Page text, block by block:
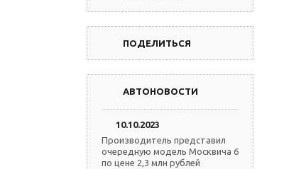
ПОДЕЛИТЬСЯ
АВТОНОВОСТИ
10.10.2023
Производитель представил
очередную модель Москвича 6
по цене 2,3 млн рублей